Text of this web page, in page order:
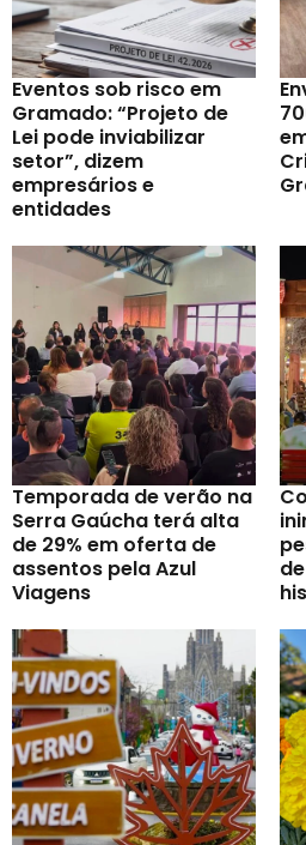
Eventos sob risco em
Gramado: “Projeto de
Lei pode inviabilizar
setor”, dizem
empresários e
entidades
Temporada de verão na
Serra Gaúcha terá alta
de 29% em oferta de
assentos pela Azul
Viagens